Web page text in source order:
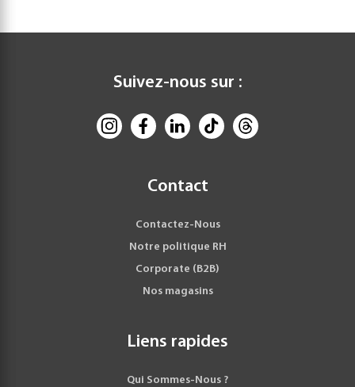
Suivez-nous sur :
Contact
Contactez-Nous
Notre politique RH
Corporate (B2B)
Nos magasins
Liens rapides
Qui Sommes-Nous ?